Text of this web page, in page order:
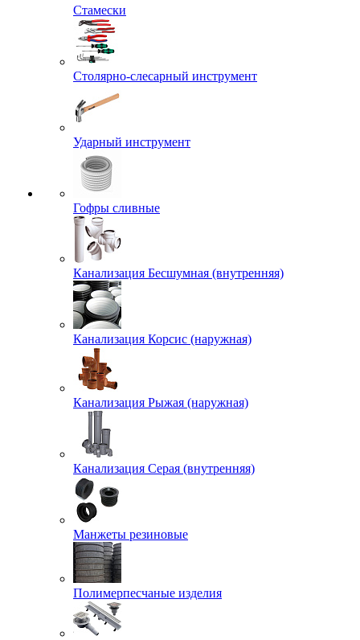
Стамески
Столярно-слесарный инструмент
Ударный инструмент
Гофры сливные
Канализация Бесшумная (внутренняя)
Канализация Корсис (наружная)
Канализация Рыжая (наружная)
Канализация Серая (внутренняя)
Манжеты резиновые
Полимерпесчаные изделия